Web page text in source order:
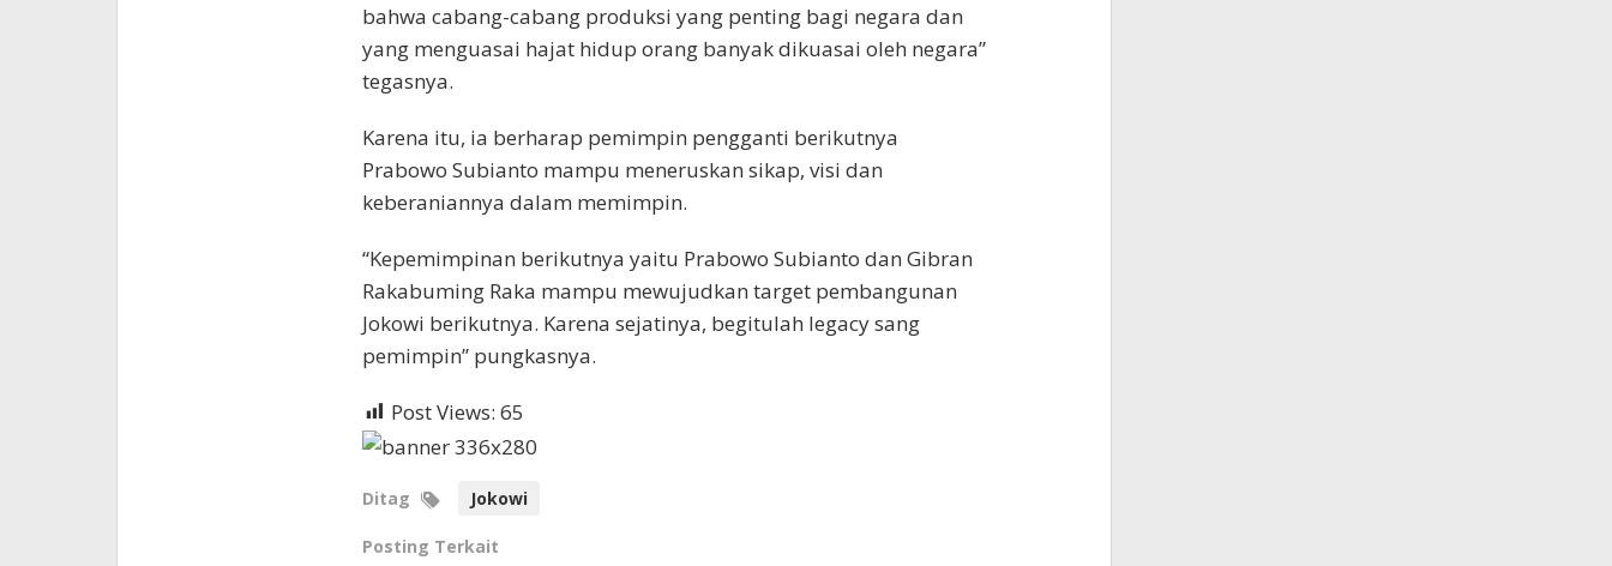
bahwa cabang-cabang produksi yang penting bagi negara dan
yang menguasai hajat hidup orang banyak dikuasai oleh negara”
tegasnya.
Karena itu, ia berharap pemimpin pengganti berikutnya
Prabowo Subianto mampu meneruskan sikap, visi dan
keberaniannya dalam memimpin.
“Kepemimpinan berikutnya yaitu Prabowo Subianto dan Gibran
Rakabuming Raka mampu mewujudkan target pembangunan
Jokowi berikutnya. Karena sejatinya, begitulah legacy sang
pemimpin” pungkasnya.
Post Views: 65
Ditag Jokowi
Posting Terkait